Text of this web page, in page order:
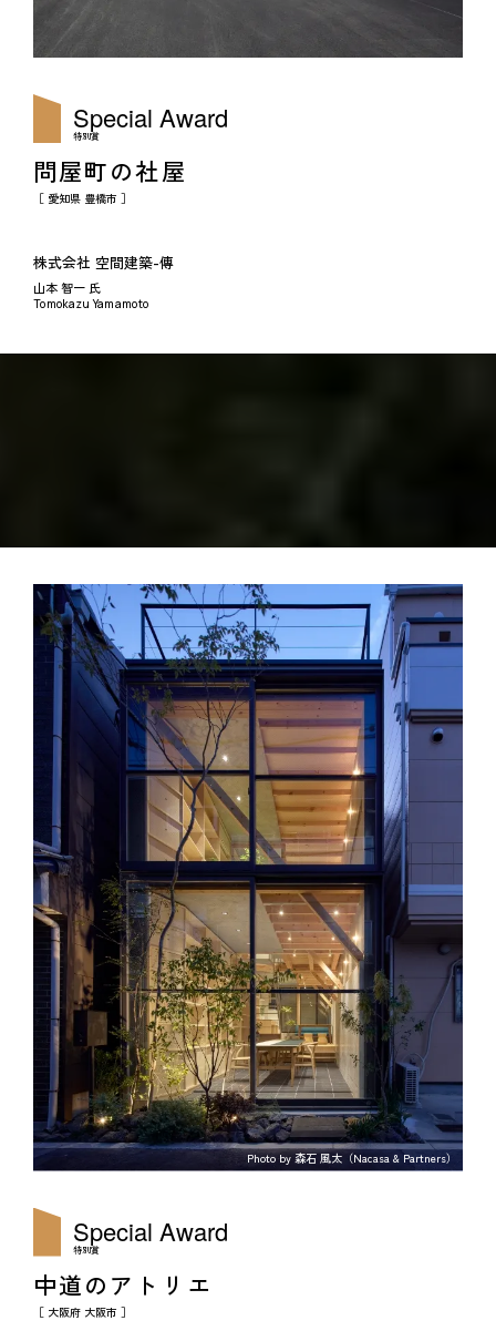
Special Award
特別賞
問屋町の社屋
［ 愛知県 豊橋市 ］
株式会社 空間建築-傳
山本 智一 氏
Tomokazu Yamamoto
Photo by 森石 風太（Nacasa & Partners）
Special Award
特別賞
中道のアトリエ
［ 大阪府 大阪市 ］